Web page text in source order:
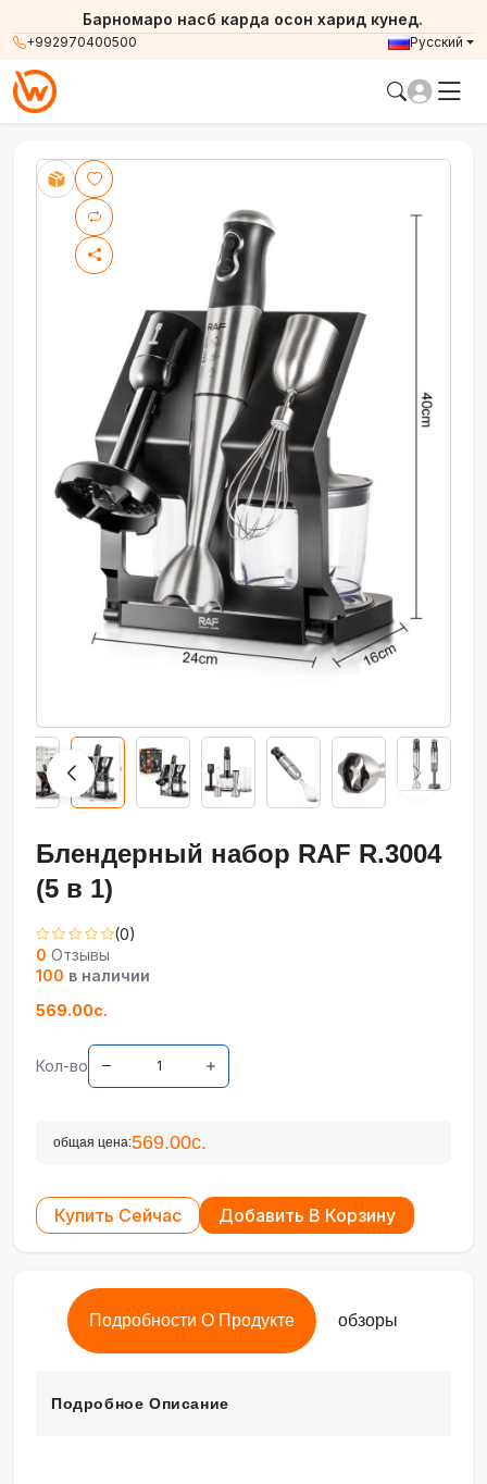
+992970400500
Барномаро насб карда осон харид кунед.
Русский
Блендерный набор RAF R.3004
(5 в 1)
(0)
0 Отзывы
100 в наличии
569.00с.
Кол-во
общая цена:569.00с.
Купить Сейчас Добавить В Корзину
Подробности О Продукте обзоры
Подробное Описание